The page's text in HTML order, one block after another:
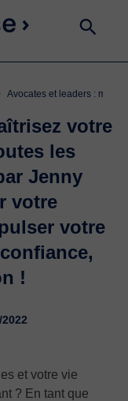
Avocates et leaders :
votre
les
Jenny
votre
votre
!
et votre vie
? En tant que